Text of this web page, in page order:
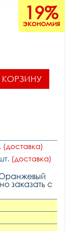
19%
экономия
КОРЗИНУ
(доставка)
(доставка)
заказать с